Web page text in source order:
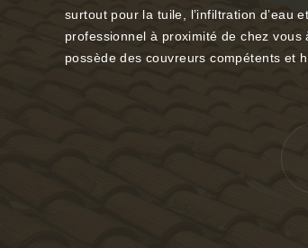
surtout pour la tuile, l’infiltration d’eau
professionnel à proximité de chez
possède des couvreurs compétents et